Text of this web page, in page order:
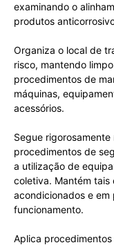
examinando o
produtos
Organiza o local de
risco, mantendo
procedimentos de
máquinas,
acessórios.
Segue
procedimentos de
a utilização de
coletiva. Mantém tais
acondicionados e em
funcionamento.
Aplica